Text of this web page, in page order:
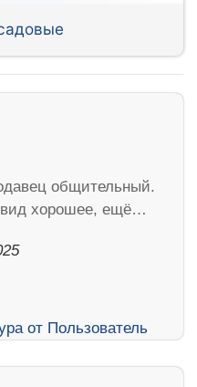
общительный.
вид хорошее, ещё…